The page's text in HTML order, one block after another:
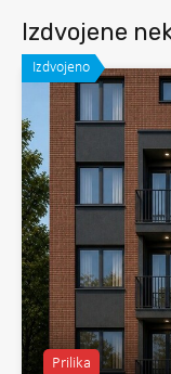
Izdvojene
Izdvojeno
Prilika